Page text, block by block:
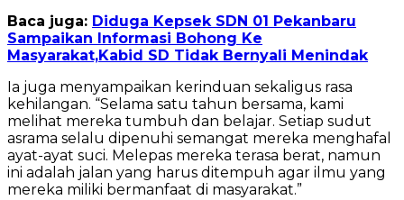
Baca juga: Diduga Kepsek SDN 01 Pekanbaru
Sampaikan Informasi Bohong Ke
Masyarakat,Kabid SD Tidak Bernyali Menindak
Ia juga menyampaikan kerinduan sekaligus rasa
kehilangan. “Selama satu tahun bersama, kami
melihat mereka tumbuh dan belajar. Setiap sudut
asrama selalu dipenuhi semangat mereka menghafal
ayat-ayat suci. Melepas mereka terasa berat, namun
ini adalah jalan yang harus ditempuh agar ilmu yang
mereka miliki bermanfaat di masyarakat.”